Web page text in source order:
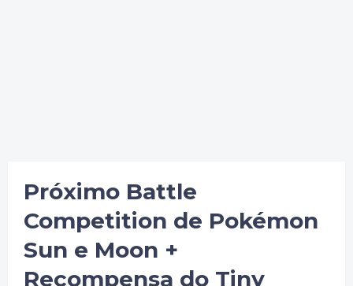
Próximo Battle
Competition de Pokémon
Sun e Moon +
Recompensa do Tiny